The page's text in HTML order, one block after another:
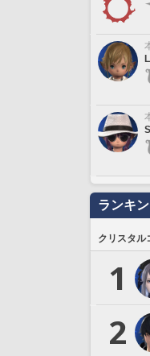
ランキ
クリスタル
1
2